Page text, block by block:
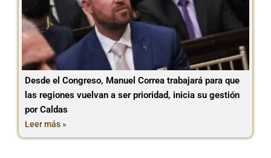
Desde el Congreso, Manuel Correa trabajará para que
las regiones vuelvan a ser prioridad, inicia su gestión
por Caldas
Leer más »